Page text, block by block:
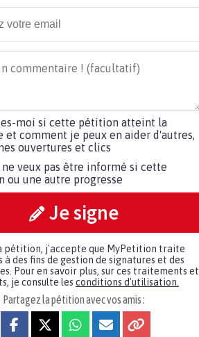
moi si cette pétition atteint la
et comment je peux en aider d'autres,
ouvertures et clics
ne veux pas être informé si cette
ou une autre progresse
Je signe
pétition, j'accepte que MyPetition traite
à des fins de gestion de signatures et des
Pour en savoir plus, sur ces traitements et
je consulte les conditions d'utilisation.
Partagez la pétition avec vos amis :